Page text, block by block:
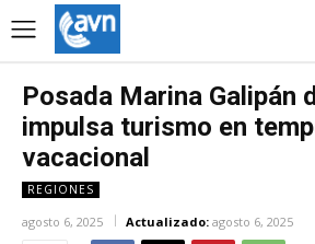
Posada Marina Galipán
impulsa turismo en
vacacional
REGIONES
agosto 6, 2025 Actualizado: agosto 6, 2025